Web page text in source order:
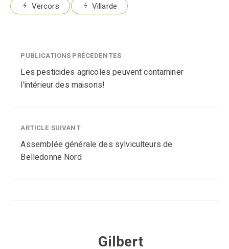
Vercors Villarde
PUBLICATIONS PRÉCÉDENTES
Les pesticides agricoles peuvent contaminer
l'intérieur des maisons!
ARTICLE SUIVANT
Assemblée générale des sylviculteurs de
Belledonne Nord
Gilbert